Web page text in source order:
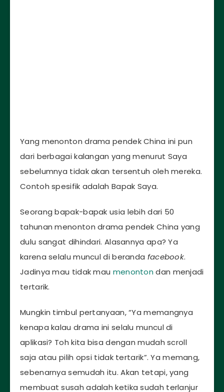
Yang menonton drama pendek China ini pun
dari berbagai kalangan yang menurut Saya
sebelumnya tidak akan tersentuh oleh mereka.
Contoh spesifik adalah Bapak Saya.
Seorang bapak-bapak usia lebih dari 50
tahunan menonton drama pendek China yang
dulu sangat dihindari. Alasannya apa? Ya
karena selalu muncul di beranda facebook.
Jadinya mau tidak mau menonton dan menjadi
tertarik.
Mungkin timbul pertanyaan, “Ya memangnya
kenapa kalau drama ini selalu muncul di
aplikasi? Toh kita bisa dengan mudah scroll
saja atau pilih opsi tidak tertarik”. Ya memang,
sebenarnya semudah itu. Akan tetapi, yang
membuat susah adalah ketika sudah terlanjur